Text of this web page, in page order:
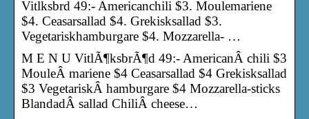
Vitlksbrd 49:- Americanchili $3. Moulemariene
$4. Ceasarsallad $4. Grekisksallad $3.
Vegetariskhamburgare $4. Mozzarella- …
M E N U VitlÃ¶ksbrÃ¶d 49:- AmericanÂ chili $3
MouleÂ mariene $4 Ceasarsallad $4 Grekisksallad
$3 VegetariskÂ hamburgare $4 Mozzarella-sticks
BlandadÂ sallad ChiliÂ cheese…